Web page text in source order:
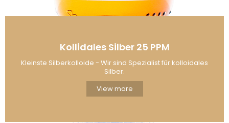
Kollidales Silber 25 PPM
Kleinste Silberkolloide - Wir sind Spezialist für kolloidales
Silber.
View more